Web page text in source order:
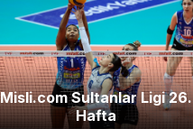
Misli.com Sultanlar Ligi 26.
Hafta